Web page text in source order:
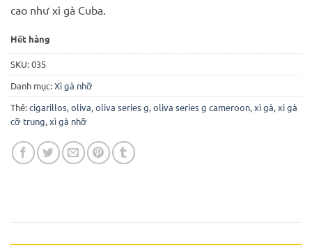
cao như xì gà Cuba.
Hết hàng
SKU:035
Danh mục:Xì gà nhỡ
Thẻ:cigarillos,oliva,oliva series g,oliva series g cameroon,xì gà,xì gà
cỡ trung,xì gà nhỡ